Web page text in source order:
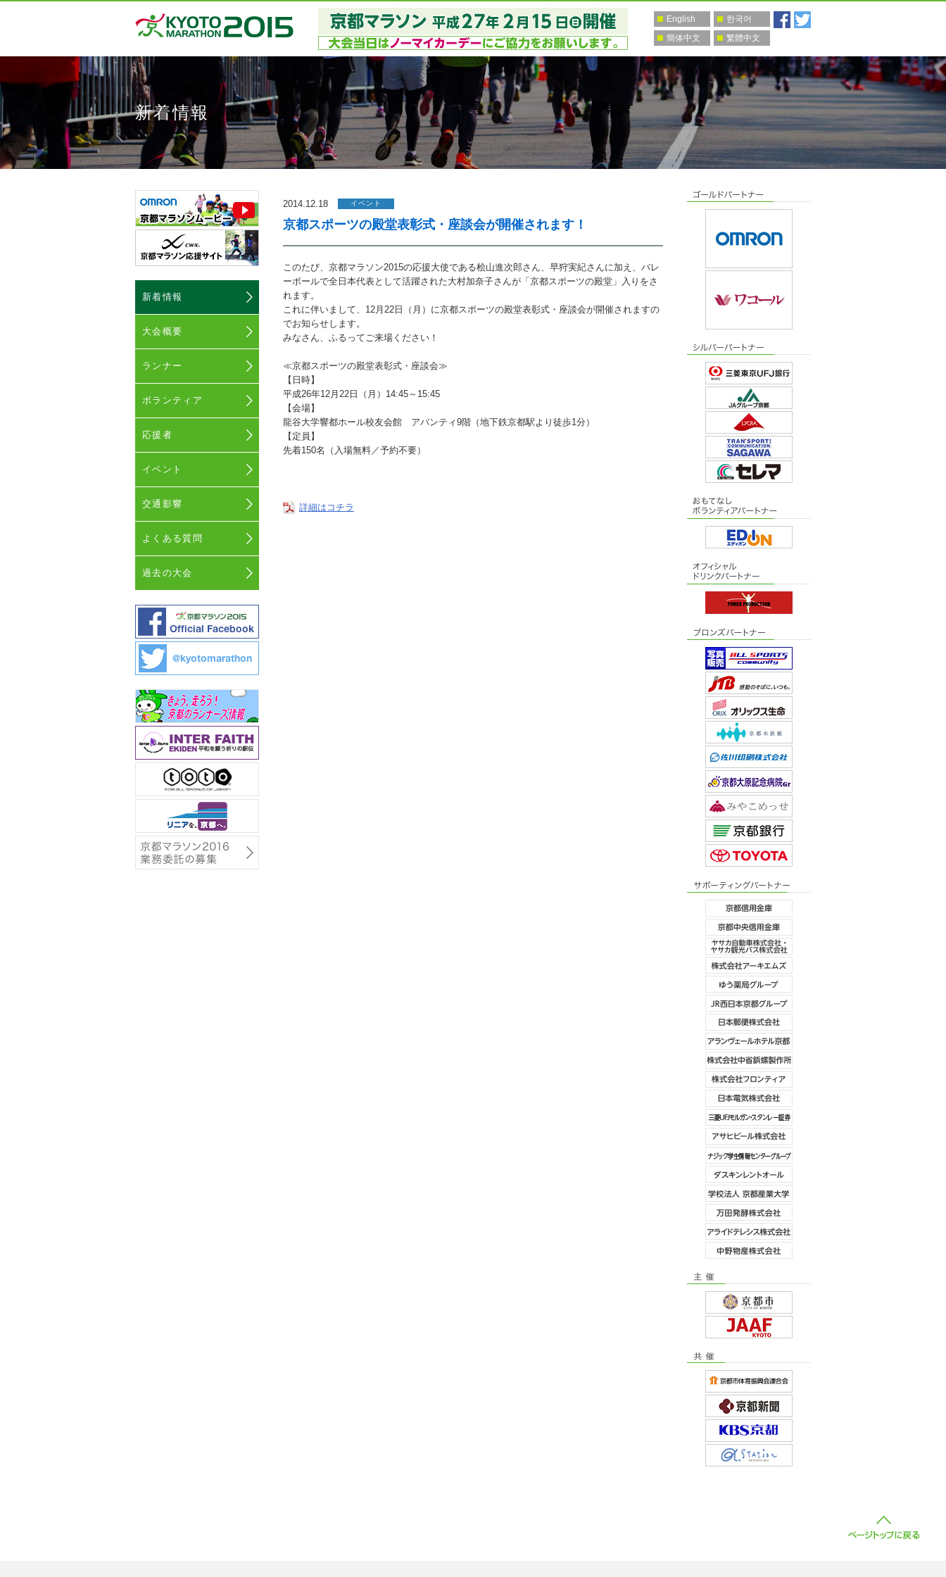
English
한국어
簡体中文
繁體中文
新着情報
2014.12.18 イベント
京都スポーツの殿堂表彰式・座談会が開催されます！
このたび、京都マラソン2015の応援大使である桧山進次郎さん、早狩実紀さんに加え、バレ
ーボールで全日本代表として活躍された大村加奈子さんが「京都スポーツの殿堂」入りをさ
れます。
これに伴いまして、12月22日（月）に京都スポーツの殿堂表彰式・座談会が開催されますの
でお知らせします。
みなさん、ふるってご来場ください！
≪京都スポーツの殿堂表彰式・座談会≫
【日時】
平成26年12月22日（月）14:45～15:45
【会場】
龍谷大学響都ホール校友会館 アバンティ9階（地下鉄京都駅より徒歩1分）
【定員】
先着150名（入場無料／予約不要）
詳細はコチラ
新着情報
大会概要
ランナー
ボランティア
応援者
イベント
交通影響
よくある質問
過去の大会